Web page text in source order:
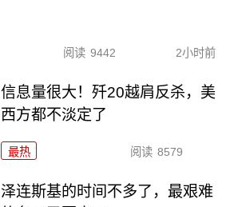
阅读 9442 2小时前
信息量很大！歼20越肩反杀，美
西方都不淡定了
最热 阅读 8579
泽连斯基的时间不多了，最艰难